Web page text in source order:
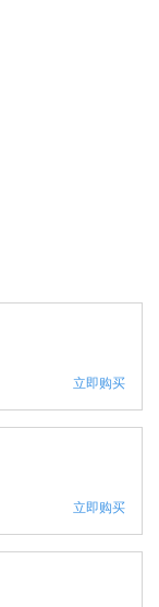
立即购买
立即购买